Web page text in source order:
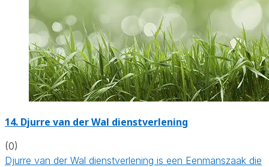
14. Djurre van der Wal dienstverlening
(0)
Djurre van der Wal dienstverlening is een Eenmanszaak die